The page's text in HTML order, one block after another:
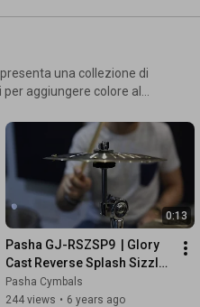
aggiungere colore al
indispensabili per
Glory Cast
il diametro inferiore per
di riprodurre un suono
ad un massimo
0:13
Pasha GJ-RSZSP9  | Glory
Cast Reverse Splash Sizzle
9”- Demo Video Sample |
Pasha Cymbals
Pasha Cymbals
244 views • 6 years ago